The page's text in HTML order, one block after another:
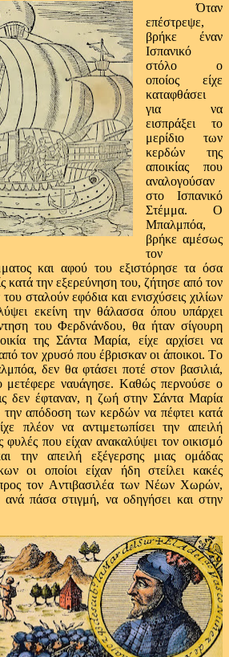
Όταν
επέστρεψε,
βρήκε έναν
Ισπανικό
στόλο ο
οποίος είχε
καταφθάσει
για να
εισπράξει το
μερίδιο των
κερδών της
αποικίας που
αναλογούσαν
στο Ισπανικό
Στέμμα. Ο
Μπαλμπόα,
βρήκε αμέσως
τον
και αφού του εξιστόρησε τα όσα
κατά την εξερεύνηση του, ζήτησε από τον
σταλούν εφόδια και ενισχύσεις χιλίων
εκείνη την θάλασσα όπου υπάρχει
του Φερδνάνδου, θα ήταν σίγουρη
της Σάντα Μαρία, είχε αρχίσει να
τον χρυσό που έβρισκαν οι άποικοι. Το
δεν θα φτάσει ποτέ στον βασιλιά,
μετέφερε ναυάγησε. Καθώς περνούσε ο
δεν έφταναν, η ζωή στην Σάντα Μαρία
την απόδοση των κερδών να πέφτει κατά
πλέον να αντιμετωπίσει την απειλή
φυλές που είχαν ανακαλύψει τον οικισμό
την απειλή εξέγερσης μιας ομάδας
οι οποίοι είχαν ήδη στείλει κακές
τον Αντιβασιλέα των Νέων Χωρών,
πάσα στιγμή, να οδηγήσει και στην